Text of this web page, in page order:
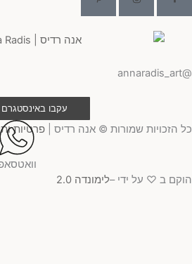
עקבו באינסטגרם
הזכויות שמורות © אנה רדיס | פרטיות
ב ♡ על ידי – לימונדה 2.0
וואטסאפ